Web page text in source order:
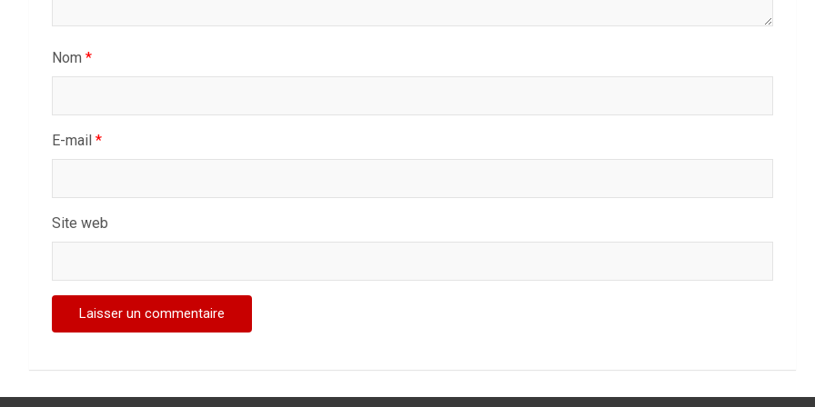
Nom *
E-mail *
Site web